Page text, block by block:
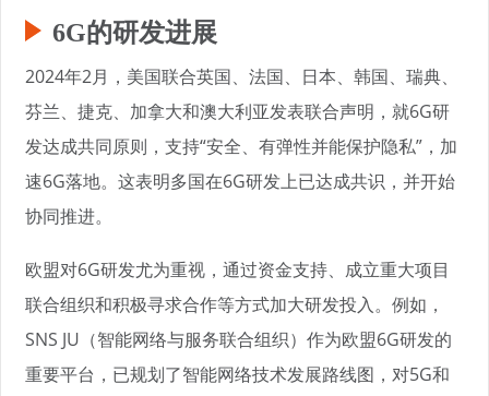
6G的研发进展
2024年2月，美国联合英国、法国、日本、韩国、瑞典、
芬兰、捷克、加拿大和澳大利亚发表联合声明，就6G研
发达成共同原则，支持“安全、有弹性并能保护隐私”，加
速6G落地。这表明多国在6G研发上已达成共识，并开始
协同推进。
欧盟对6G研发尤为重视，通过资金支持、成立重大项目
联合组织和积极寻求合作等方式加大研发投入。例如，
SNS JU（智能网络与服务联合组织）作为欧盟6G研发的
重要平台，已规划了智能网络技术发展路线图，对5G和